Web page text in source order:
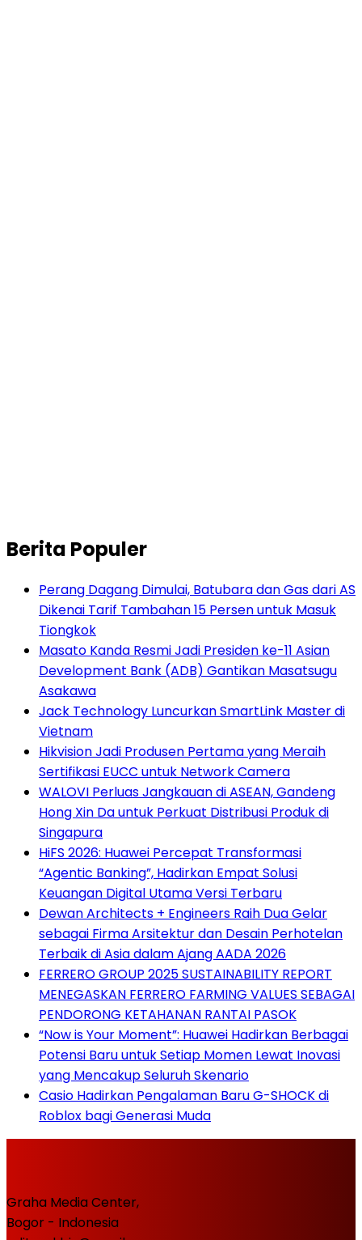
Berita Populer
Perang Dagang Dimulai, Batubara dan Gas dari AS
Dikenai Tarif Tambahan 15 Persen untuk Masuk
Tiongkok
Masato Kanda Resmi Jadi Presiden ke-11 Asian
Development Bank (ADB) Gantikan Masatsugu
Asakawa
Jack Technology Luncurkan SmartLink Master di
Vietnam
Hikvision Jadi Produsen Pertama yang Meraih
Sertifikasi EUCC untuk Network Camera
WALOVI Perluas Jangkauan di ASEAN, Gandeng
Hong Xin Da untuk Perkuat Distribusi Produk di
Singapura
HiFS 2026: Huawei Percepat Transformasi
“Agentic Banking”, Hadirkan Empat Solusi
Keuangan Digital Utama Versi Terbaru
Dewan Architects + Engineers Raih Dua Gelar
sebagai Firma Arsitektur dan Desain Perhotelan
Terbaik di Asia dalam Ajang AADA 2026
FERRERO GROUP 2025 SUSTAINABILITY REPORT
MENEGASKAN FERRERO FARMING VALUES SEBAGAI
PENDORONG KETAHANAN RANTAI PASOK
“Now is Your Moment”: Huawei Hadirkan Berbagai
Potensi Baru untuk Setiap Momen Lewat Inovasi
yang Mencakup Seluruh Skenario
Casio Hadirkan Pengalaman Baru G-SHOCK di
Roblox bagi Generasi Muda
Graha Media Center,
Bogor - Indonesia